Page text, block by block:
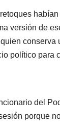
versión de
conserva
político para
del
porque